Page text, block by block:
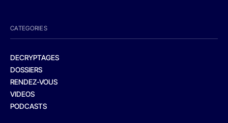
CATEGORIES
DECRYPTAGES
DOSSIERS
RENDEZ-VOUS
VIDEOS
PODCASTS